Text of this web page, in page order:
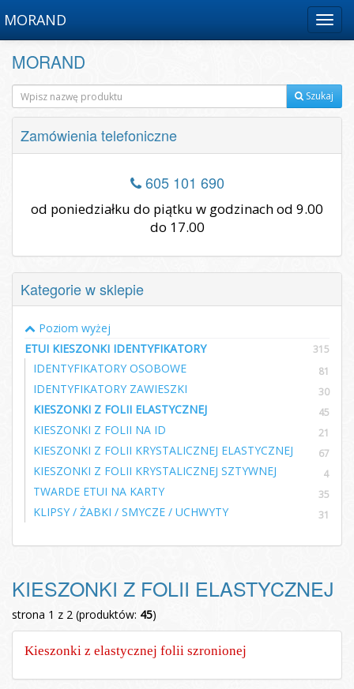
Menu
MORAND
MORAND
Szukaj
Zamówienia telefoniczne
605 101 690
od poniedziałku do piątku w godzinach od 9.00
do 17.00
Kategorie w sklepie
Poziom wyżej
ETUI KIESZONKI IDENTYFIKATORY
315
IDENTYFIKATORY OSOBOWE 81
IDENTYFIKATORY ZAWIESZKI 30
KIESZONKI Z FOLII ELASTYCZNEJ 45
KIESZONKI Z FOLII NA ID 21
KIESZONKI Z FOLII KRYSTALICZNEJ ELASTYCZNEJ 67
KIESZONKI Z FOLII KRYSTALICZNEJ SZTYWNEJ 4
TWARDE ETUI NA KARTY 35
KLIPSY / ŻABKI / SMYCZE / UCHWYTY 31
KIESZONKI Z FOLII ELASTYCZNEJ
strona 1 z 2 (produktów: 45)
Kieszonki z elastycznej folii szronionej